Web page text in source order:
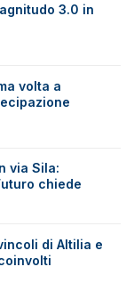
3.0 in
volta a
via Sila:
chiede
di Altilia e